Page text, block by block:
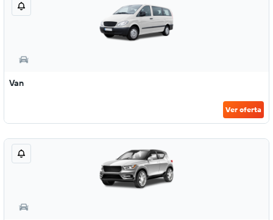
Van
Ver oferta